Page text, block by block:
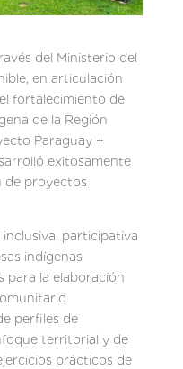
del Ministerio del
en articulación
fortalecimiento de
de la Región
Paraguay +
exitosamente
de proyectos
participativa
indígenas
para la elaboración
perfiles de
territorial y de
prácticos de